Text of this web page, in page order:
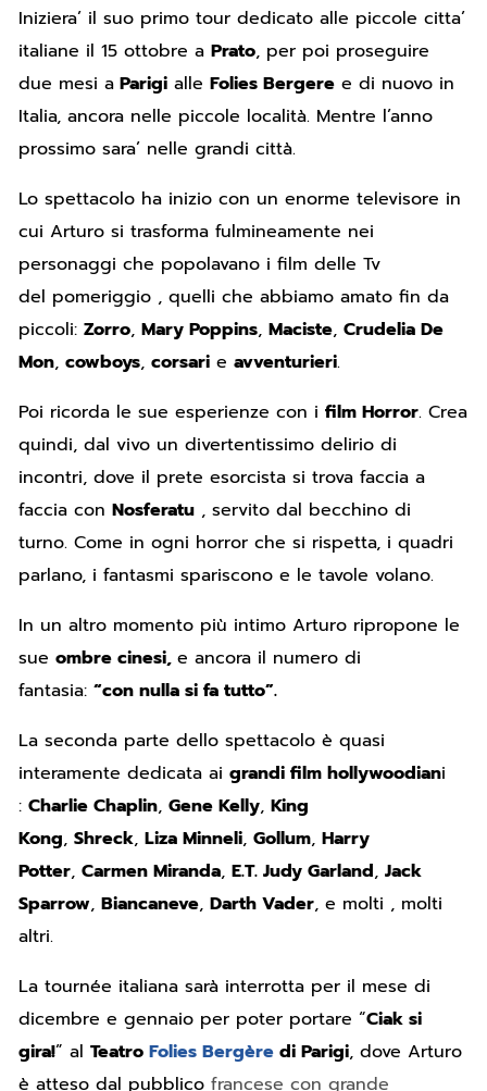
Iniziera’ il suo primo tour dedicato alle piccole citta’
italiane il 15 ottobre aPrato, per poi proseguire
due mesi a Parigi alleFolies Bergere e di nuovo in
Italia, ancora nelle piccole località. Mentre l’anno
prossimo sara’ nelle grandi città.
Lo spettacolo ha inizio con un enorme televisore in
cui Arturo si trasforma fulmineamente nei
personaggi che popolavano i film delle Tv
del pomeriggio , quelli che abbiamo amato fin da
piccoli:Zorro,Mary Poppins,Maciste,Crudelia De
Mon,cowboys,corsari eavventurieri.
Poi ricorda le sue esperienze con ifilm Horror. Crea
quindi, dal vivo un divertentissimo delirio di
incontri, dove il prete esorcista si trova faccia a
faccia conNosferatu , servito dal becchino di
turno. Come in ogni horror che si rispetta, i quadri
parlano, i fantasmi spariscono e le tavole volano.
In un altro momento più intimo Arturo ripropone le
sueombre cinesi,e ancora il numero di
fantasia:“con nulla si fa tutto”.
La seconda parte dello spettacolo è quasi
interamente dedicata aigrandi film hollywoodiani
:Charlie Chaplin,Gene Kelly,King
Kong,Shreck,Liza Minneli,Gollum,Harry
Potter,Carmen Miranda,E.T. Judy Garland,Jack
Sparrow,Biancaneve,Darth Vader, e molti , molti
altri.
La tournée italiana sarà interrotta per il mese di
dicembre e gennaio per poter portare “Ciak si
gira!” alTeatro Folies Bergère di Parigi, dove Arturo
è atteso dal pubblico francese con grande